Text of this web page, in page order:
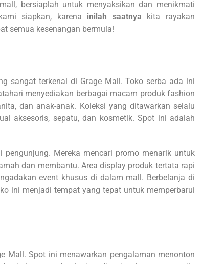
bersiaplah untuk menyaksikan dan menikmati
siapkan, karena inilah saatnya kita rayakan
semua kesenangan bermula!
sangat terkenal di Grage Mall. Toko serba ada ini
menyediakan berbagai macam produk fashion
dan anak-anak. Koleksi yang ditawarkan selalu
aksesoris, sepatu, dan kosmetik. Spot ini adalah
Mereka mencari promo menarik untuk
dan membantu. Area display produk tertata rapi
event khusus di dalam mall. Berbelanja di
ini menjadi tempat yang tepat untuk memperbarui
Mall. Spot ini menawarkan pengalaman menonton